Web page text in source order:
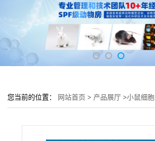
您当前的位置： 网站首页 > 产品展厅 >小鼠细胞